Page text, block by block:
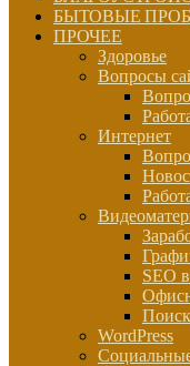
БЫТОВЫЕ
ПРОЧЕЕ
Здоровье
Вопросы
Интернет
SEO
WordPress